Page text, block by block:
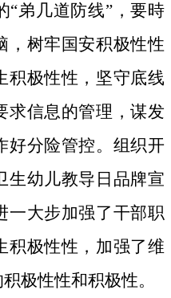
“弟几道防线”，要時
，树牢国安积极性性
积极性性，坚守底线
求信息的管理，谋发
好分险管控。组织开
生幼儿教导日品牌宣
一大步加强了干部职
积极性性，加强了维
极性性和积极性。